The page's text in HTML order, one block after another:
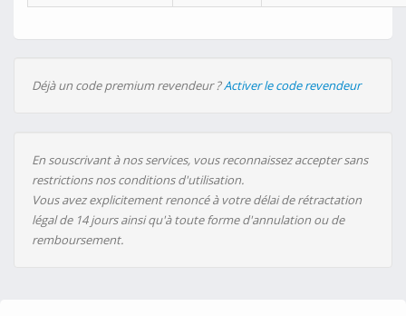
Déjà un code premium revendeur ?Activer le code revendeur
En souscrivant à nos services, vous reconnaissez accepter sans
restrictions nos conditions d'utilisation.
Vous avez explicitement renoncé à votre délai de rétractation
légal de 14 jours ainsi qu'à toute forme d'annulation ou de
remboursement.